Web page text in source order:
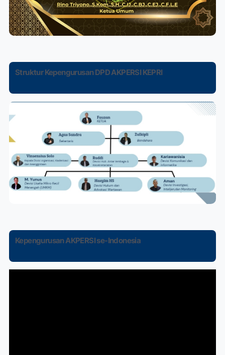
Struktur Kepengurusan DPD AKPERSI KEPRI
Kepengurusan AKPERSI se-Indonesia